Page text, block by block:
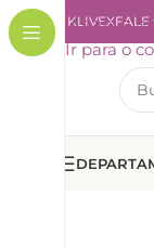
Ir para a
Ir para o
A KLIVEXFALE